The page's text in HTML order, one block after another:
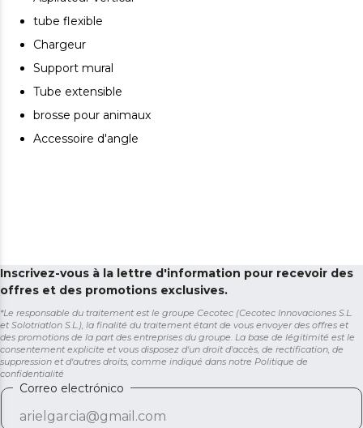
améliorant la précision d'aspiration pour que rien ne
vous échappe.
Brossez et aspirez les poils morts de votre animal. Pet
Style : une brosse qui pénètre dans le pelage, capture
qu’ils ne se retrouvent sur le sol.
Nettoie efficacement les meubles et les coins. Kit
d'accessoires : optimisez le nettoyage de votre maison
Nettoyage en profondeur, même sur les tapis épais. La
pression d'aspiration de 32 kPa pénètre au cœur de la
saleté, piégeant même les saletés les plus invisibles, sur
les surfaces les plus résistantes.
Nettoie sans effort les zones basses. Tube flexible : ce
système permet d’aspirer les zones basses sans avoir à
se baisser.
performances. Système cyclonique parallèle : un
tube flexible
Chargeur
Support mural
Tube extensible
brosse pour animaux
Accessoire d'angle
Inscrivez-vous à la lettre d'information pour recevoir des
offres et des promotions exclusives.
*Le responsable du traitement est le groupe Cecotec (Cecotec Innovaciones S.L.
et Solotriatlon S.L.), la finalité du traitement étant de vous envoyer des offres et
des promotions de la part des entreprises du groupe. La base de légitimité est le
consentement explicite et vous disposez d'un droit d'accès, de rectification, de
suppression et d'autres droits, comme indiqué dans notre Politique de
confidentialité
Correo electrónico